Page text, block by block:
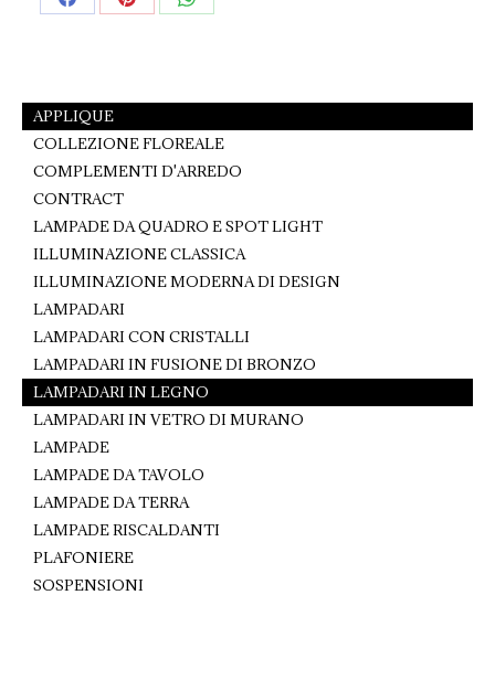
Share Share Share
APPLIQUE
COLLEZIONE FLOREALE
COMPLEMENTI D'ARREDO
CONTRACT
LAMPADE DA QUADRO E SPOT LIGHT
ILLUMINAZIONE CLASSICA
ILLUMINAZIONE MODERNA DI DESIGN
LAMPADARI
LAMPADARI CON CRISTALLI
LAMPADARI IN FUSIONE DI BRONZO
LAMPADARI IN LEGNO
LAMPADARI IN VETRO DI MURANO
LAMPADE
LAMPADE DA TAVOLO
LAMPADE DA TERRA
LAMPADE RISCALDANTI
PLAFONIERE
SOSPENSIONI